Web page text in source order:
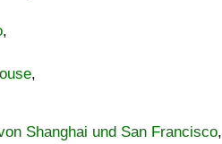
,
,
Shanghai und San Francisco,